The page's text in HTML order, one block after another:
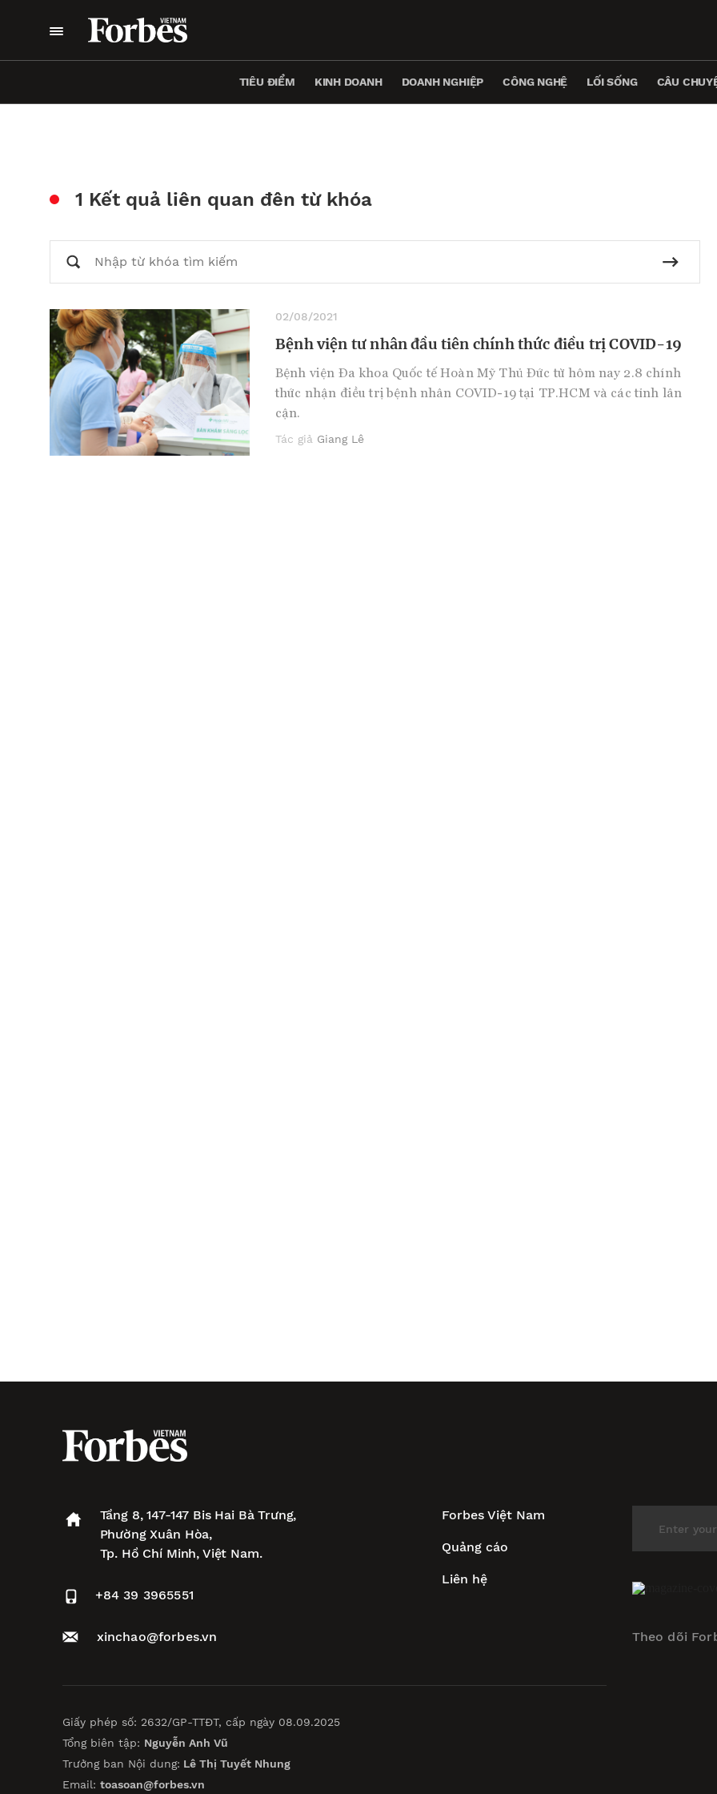
TIÊU ĐIỂM KINH DOANH DOANH NGHIỆP CÔNG NGHỆ LỐI SỐNG CÂU
1 Kết quả liên quan đên từ khóa
02/08/2021
Bệnh viện tư nhân đầu tiên chính thức điều trị COVID-19
Bệnh viện Đa khoa Quốc tế Hoàn Mỹ Thủ Đức từ hôm nay 2.8 chính
thức nhận điều trị bệnh nhân COVID-19 tại TP.HCM và các tỉnh lân
cận.
Tác giả Giang Lê
Tầng 8, 147-147 Bis Hai Bà Trưng,
Phường Xuân Hòa,
Tp. Hồ Chí Minh, Việt Nam.
+84 39 3965551
xinchao@forbes.vn
Forbes Việt Nam
Quảng cáo
Liên hệ
Giấy phép số: 2632/GP-TTĐT, cấp ngày 08.09.2025
Tổng biên tập: Nguyễn Anh Vũ
Trưởng ban Nội dung: Lê Thị Tuyết Nhung
Email: toasoan@forbes.vn
Theo dõi